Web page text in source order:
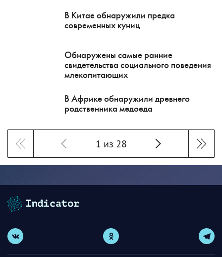
В Китае обнаружили предка
современных куниц
Обнаружены самые ранние
свидетельства социального поведения
млекопитающих
В Африке обнаружили древнего
родственника медоеда
1 из 28